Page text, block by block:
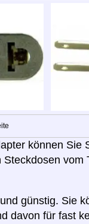
können Sie
Steckdosen vom
günstig. Sie
davon für fast